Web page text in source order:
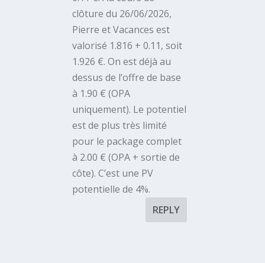
clôture du 26/06/2026,
Pierre et Vacances est
valorisé 1.816 + 0.11, soit
1.926 €. On est déjà au
dessus de l’offre de base
à 1.90 € (OPA
uniquement). Le potentiel
est de plus très limité
pour le package complet
à 2.00 € (OPA + sortie de
côte). C’est une PV
potentielle de 4%.
REPLY